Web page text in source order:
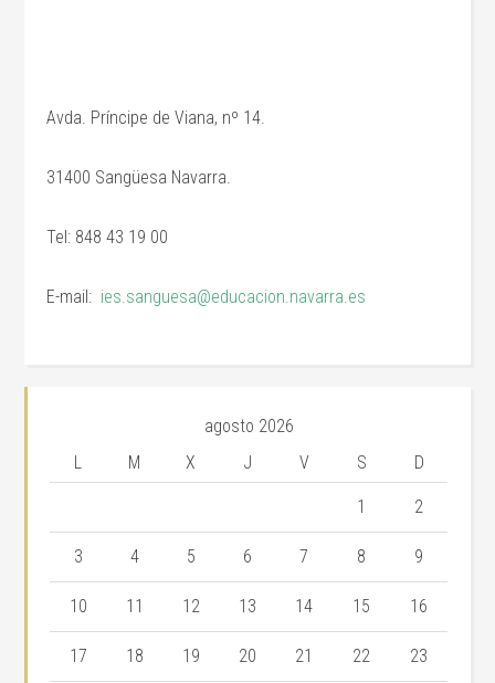
Avda. Príncipe de Viana, nº 14.
31400 Sangüesa Navarra.
Tel: 848 43 19 00
E-mail: ies.sanguesa@educacion.navarra.es
agosto 2026
L
M X J V S D
1 2
3 4 5 6 7 8 9
10 11 12 13 14 15 16
17 18 19 20 21 22 23